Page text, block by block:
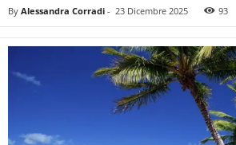
By Alessandra Corradi - 23 Dicembre 2025 93